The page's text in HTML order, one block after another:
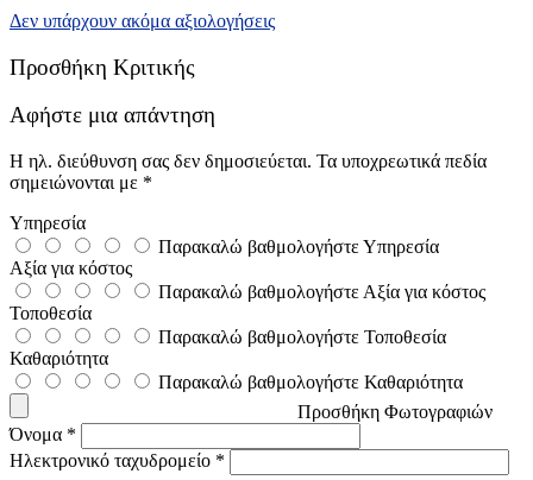
Δεν υπάρχουν ακόμα αξιολογήσεις
Προσθήκη Κριτικής
Αφήστε μια απάντηση
Η ηλ. διεύθυνση σας δεν δημοσιεύεται. Τα υποχρεωτικά πεδία
σημειώνονται με *
Υπηρεσία
Παρακαλώ βαθμολογήστε Υπηρεσία
Αξία για κόστος
Παρακαλώ βαθμολογήστε Αξία για κόστος
Τοποθεσία
Παρακαλώ βαθμολογήστε Τοποθεσία
Καθαριότητα
Παρακαλώ βαθμολογήστε Καθαριότητα
Προσθήκη Φωτογραφιών
Όνομα *
Ηλεκτρονικό ταχυδρομείο *